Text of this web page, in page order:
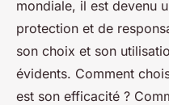
mondiale, il est devenu
protection et de
son choix et son
évidents. Comment
est son efficacité ?